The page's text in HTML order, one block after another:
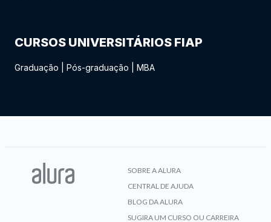
CURSOS UNIVERSITÁRIOS FIAP
Graduação Pós-graduação MBA
SOBRE A ALURA
CENTRAL DE AJUDA
BLOG DA ALURA
SUGIRA UM CURSO OU CARREIRA